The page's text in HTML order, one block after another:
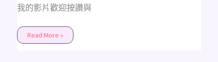
我的影片歡迎按讚與
Read More »